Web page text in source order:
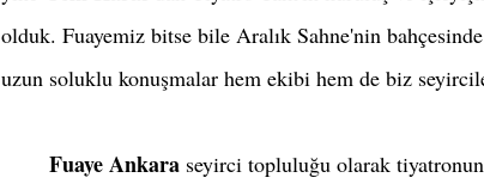
olduk. Fuayemiz bitse bile Aralık Sahne'nin
uzun soluklu konuşmalar hem ekibi hem de biz
Fuaye Ankara seyirci topluluğu olarak